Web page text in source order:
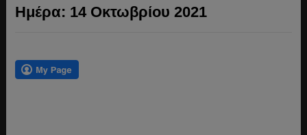
Ημέρα: 14 Οκτωβρίου 2021